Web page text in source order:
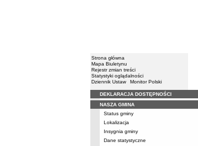
Strona główna
Mapa Biuletynu
Rejestr zmian treści
Statystyki oglądalności
Dziennik Ustaw
Monitor Polski
Menu
DEKLARACJA DOSTĘPNOŚCI
NASZA GMINA
Status gminy
Lokalizacja
Insygnia gminy
Dane statystyczne